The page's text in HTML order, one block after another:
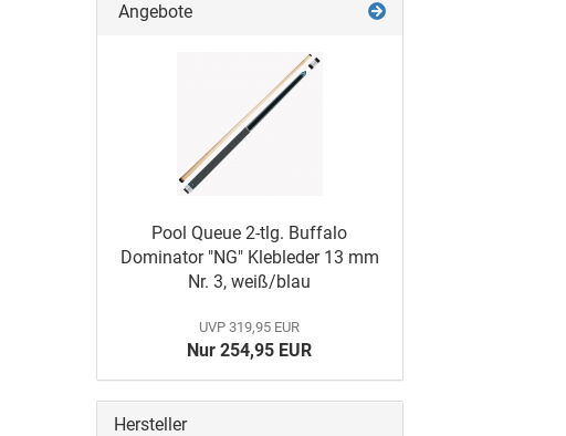
Angebote
Pool Queue 2-tlg. Buffalo
Dominator "NG" Klebleder 13 mm
Nr. 3, weiß/blau
UVP 319,95 EUR
Nur 254,95 EUR
Hersteller